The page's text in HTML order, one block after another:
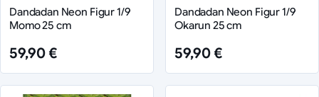
Dandadan Neon Figur 1/9
Momo 25 cm
59,90 €
Dandadan Neon Figur 1/9
Okarun 25 cm
59,90 €